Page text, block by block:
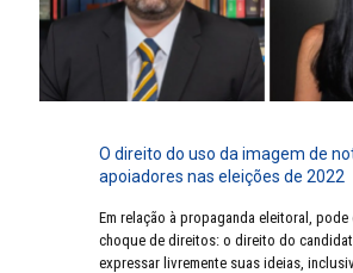
O direito do uso da imagem de
apoiadores nas eleições de 2022
Em relação à propaganda eleitoral, pode
choque de direitos: o direito do
expressar livremente suas ideias,